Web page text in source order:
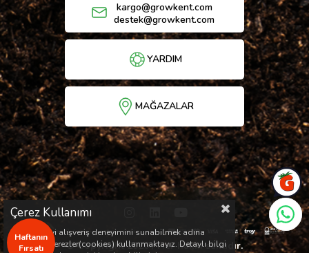
kargo@growkent.com
destek@growkent.com
YARDIM
MAĞAZALAR
Haftanın
Fırsatı
© Copyright 2026 / Her hakkı saklıdır.
Çerez Kullanımı
Sizlere en iyi alışveriş deneyimini sunabilmek adına
sitemizde çerezler(cookies) kullanmaktayız. Detaylı bilgi